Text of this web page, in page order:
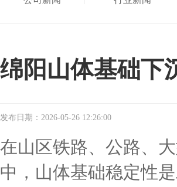
绵阳山体基础下
发布日期：2026-05-26 12:26:00
在山区铁路、公路、
中，山体基础稳定性